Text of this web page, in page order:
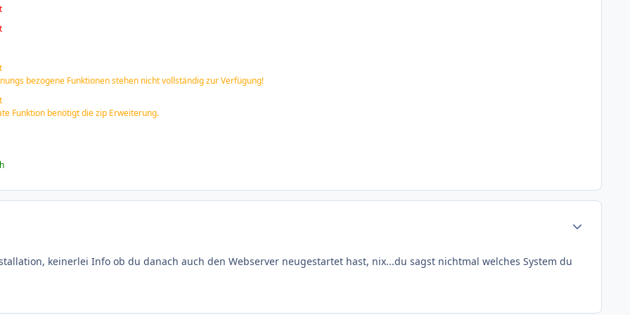
bezogene Funktionen stehen nicht vollständig zur Verfügung!
Funktion benötigt die zip Erweiterung.
keinerlei Info ob du danach auch den Webserver neugestartet hast, nix...du sagst nichtmal welches System du